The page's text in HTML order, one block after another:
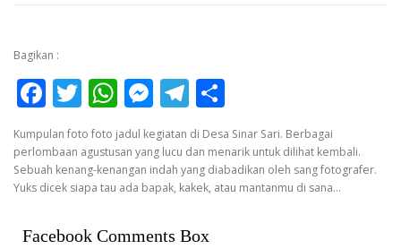
Bagikan :
Facebook
Twitter
WhatsApp
Messenger
Telegram
Kumpulan foto foto jadul kegiatan di Desa Sinar Sari. Berbagai
perlombaan agustusan yang lucu dan menarik untuk dilihat kembali.
Sebuah kenang-kenangan indah yang diabadikan oleh sang fotografer.
Yuks dicek siapa tau ada bapak, kakek, atau mantanmu di sana…
Facebook Comments Box